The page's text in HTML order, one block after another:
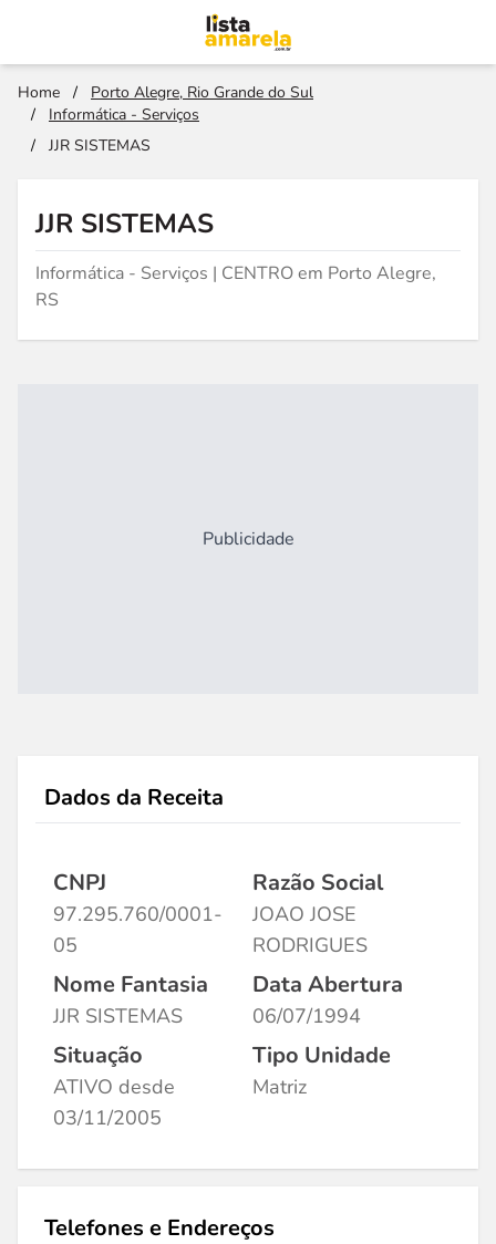
Home /
Porto Alegre, Rio Grande do Sul
/
Informática - Serviços
/
JJR SISTEMAS
JJR SISTEMAS
Informática - Serviços | CENTRO em Porto Alegre,
RS
Publicidade
Dados da Receita
CNPJ
97.295.760/0001-
05
Razão Social
JOAO JOSE
RODRIGUES
Nome Fantasia
JJR SISTEMAS
Data Abertura
06/07/1994
Situação
ATIVO desde
03/11/2005
Tipo Unidade
Matriz
Telefones e Endereços